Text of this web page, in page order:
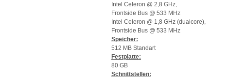
Intel Celeron @ 2,8 GHz,
Frontside Bus @ 533 MHz
Intel Celeron @ 1,8 GHz (dualcore),
Frontside Bus @ 533 MHz
Speicher:
512 MB Standart
Festplatte:
80 GB
Schnittstellen: